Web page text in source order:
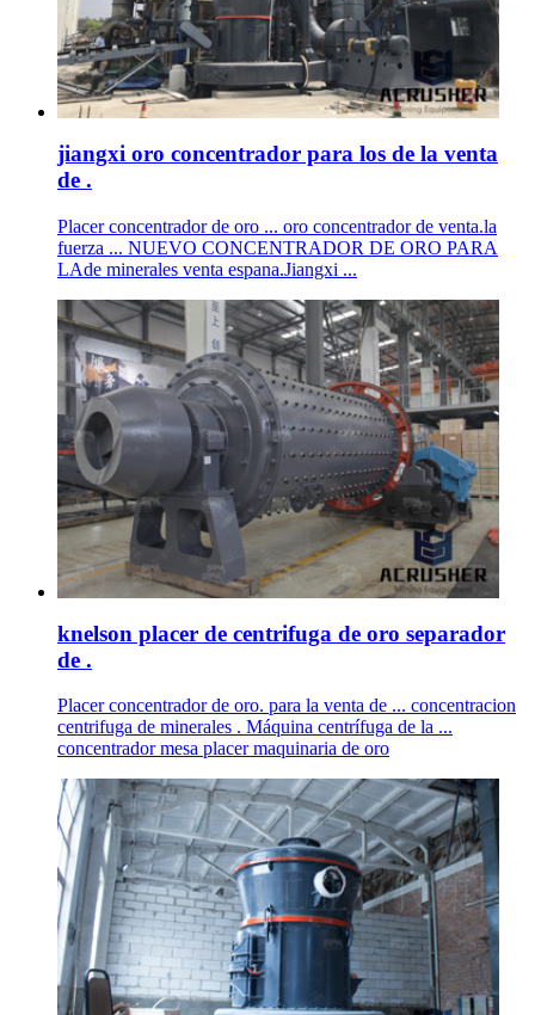
jiangxi oro concentrador para los de la venta
de .
Placer concentrador de oro ... oro concentrador de venta.la
fuerza ... NUEVO CONCENTRADOR DE ORO PARA
LAde minerales venta espana.Jiangxi ...
knelson placer de centrifuga de oro separador
de .
Placer concentrador de oro. para la venta de ... concentracion
centrifuga de minerales . Máquina centrífuga de la ...
concentrador mesa placer maquinaria de oro